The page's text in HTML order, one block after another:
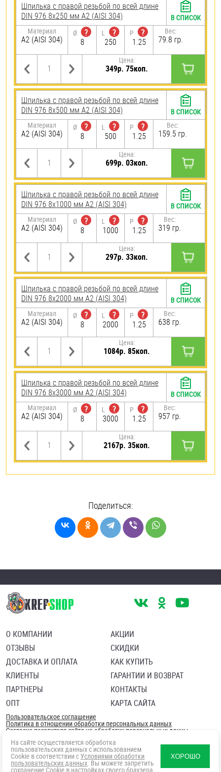
Шпилька с правой резьбой по всей длине
DIN 976 8х250 мм А2 (AISI 304)
Материал
А2 (AISI 304)
Ø
?
8
L
?
250
P
?
1.25
Вес:
79.8 гр.
Цена:
349р. 75коп.
В СПИСОК
Шпилька с правой резьбой по всей длине
DIN 976 8х500 мм А2 (AISI 304)
Материал
А2 (AISI 304)
Ø
?
8
L
?
500
P
?
1.25
Вес:
159.5 гр.
Цена:
699р. 03коп.
В СПИСОК
Шпилька с правой резьбой по всей длине
DIN 976 8х1000 мм А2 (AISI 304)
Материал
А2 (AISI 304)
Ø
?
8
L
?
1000
P
?
1.25
Вес:
319 гр.
Цена:
297р. 33коп.
В СПИСОК
Шпилька с правой резьбой по всей длине
DIN 976 8х2000 мм А2 (AISI 304)
Материал
А2 (AISI 304)
Ø
?
8
L
?
2000
P
?
1.25
Вес:
638 гр.
Цена:
1084р. 85коп.
В СПИСОК
Шпилька с правой резьбой по всей длине
DIN 976 8х3000 мм А2 (AISI 304)
Материал
А2 (AISI 304)
Ø
?
8
L
?
3000
P
?
1.25
Вес:
957 гр.
Цена:
2167р. 35коп.
В СПИСОК
Поделиться:
О КОМПАНИИ
ОТЗЫВЫ
ДОСТАВКА И ОПЛАТА
КЛИЕНТЫ
ПАРТНЕРЫ
ОПТ
АКЦИИ
СКИДКИ
КАК КУПИТЬ
ГАРАНТИИ И ВОЗВРАТ
КОНТАКТЫ
КАРТА САЙТА
Пользовательское соглашение
Политика в отношении обработки персональных данных
Согласие посетителя сайта на обработку персональных данны
На сайте осуществляется обработка
пользовательских данных с использованием
Cookie в соответствии с Условиями обработки
пользовательских данных. Вы можете запретить
сохранение Cookie в настройках своего браузера.
ХОРОШО